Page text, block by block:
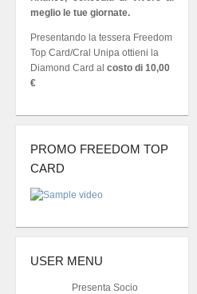
meglio le tue giornate.
Presentando la tessera Freedom
Top Card/Cral Unipa ottieni la
Diamond Card al costo di 10,00
€
PROMO FREEDOM TOP
CARD
USER MENU
Presenta Socio